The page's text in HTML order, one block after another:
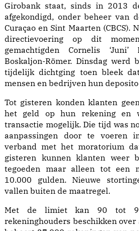
Girobank staat, sinds in 2013
afgekondigd, onder beheer van
Curaçao en Sint Maarten (CBCS).
directievoering op dit
gemachtigden Cornelis
Boskaljon-Römer. Dinsdag werd
tijdelijk dichtging toen bleek
mensen en bedrijven hun
Tot gisteren konden klanten
het geld op hun rekening en
transactie mogelijk. Die tijd was
aanpassingen door te voeren
verband met het moratorium
gisteren kunnen klanten weer
tegoeden maar alleen tot een
10.000 gulden. Nieuwe
vallen buiten de maatregel.
Met de limiet kan 90 tot
rekeninghouders beschikken